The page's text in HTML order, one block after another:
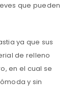
que pueden
ya que sus
de relleno
en el cual se
y sin